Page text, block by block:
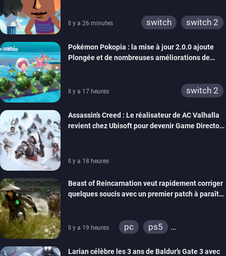
Il y a 26 minutes switch switch 2
Pokémon Pokopia : la mise à jour 2.0.0 ajoute
Plongée et de nombreuses améliorations de
Il y a 17 heures switch 2
Assassin’s Creed : Le réalisateur de AC Valhalla
revient chez Ubisoft pour devenir Game Director
Il y a 18 heures
Beast of Reincarnation veut rapidement corriger
quelques soucis avec un premier patch à paraître
Il y a 19 heures pc
ps5
Larian célèbre les 3 ans de Baldur’s Gate 3 avec